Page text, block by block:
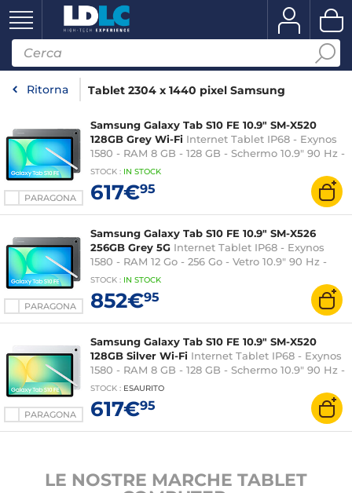
Ritorna Tablet 2304 x 1440 pixel Samsung
PARAGONA
Samsung Galaxy Tab S10 FE 10.9" SM-X520
128GB Grey Wi-Fi Internet Tablet IP68 - Exynos
1580 - RAM 8 GB - 128 GB - Schermo 10.9" 90 Hz -
Wi-Fi 6E/Bluetooth 5.3 - Webcam - 8000 mAh - S
Pen - Android 15
STOCK : IN STOCK
617€95
PARAGONA
Samsung Galaxy Tab S10 FE 10.9" SM-X526
256GB Grey 5G Internet Tablet IP68 - Exynos
1580 - RAM 12 Go - 256 Go - Vetro 10.9" 90 Hz -
Wi-Fi 6E/Bluetooth 5.3/5G - Webcam - 8000
mAh - S Pen - Android 15
STOCK : IN STOCK
852€95
PARAGONA
Samsung Galaxy Tab S10 FE 10.9" SM-X520
128GB Silver Wi-Fi Internet Tablet IP68 - Exynos
1580 - RAM 8 GB - 128 GB - Schermo 10.9" 90 Hz -
Wi-Fi 6E/Bluetooth 5.3 - Webcam - 8000 mAh - S
Pen - Android 15
STOCK : ESAURITO
617€95
LE NOSTRE MARCHE TABLET